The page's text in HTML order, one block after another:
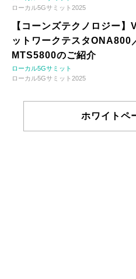
ローカル5Gサミット2025
【コーンズテクノロジー
ットワークテスタONA800
MTS5800のご紹介
ローカル5Gサミット
ローカル5Gサミット2025
ホワイトペ